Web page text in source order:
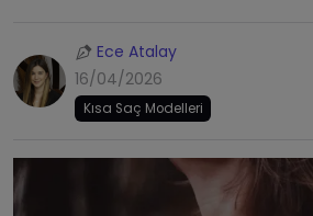
Ece Atalay
16/04/2026
Kısa Saç Modelleri